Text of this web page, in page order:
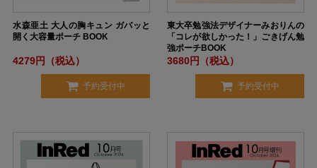
水森亜土 大人の胸キュン ガバッと
開く大容量ポーチ BOOK
4279円（税込）
予約受付中
東大卒勉強法デザイナーみおりんの
「コレが欲しかった！」ごきげん勉
強ポーチBOOK
3680円（税込）
予約受付中